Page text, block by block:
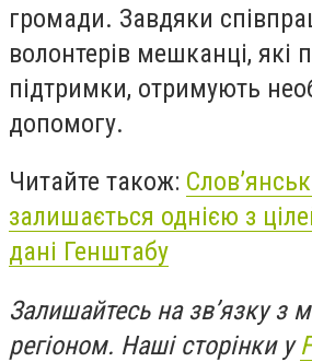
громади. Завдяки
волонтерів мешканці, які
підтримки, отримують
допомогу.
Читайте також:
залишається однією з
дані Генштабу
Залишайтесь на зв’язку з
регіоном. Наші сторінки у